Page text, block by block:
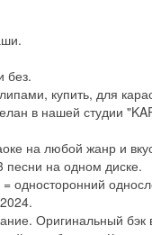
без.
купить, для
в нашей студии
на любой жанр и
песни на одном диске.
односторонний
Оригинальный бэк